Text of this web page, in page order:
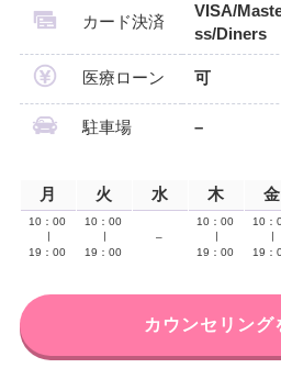
カード決済
VISA/
ss/Diners
医療ローン 可
駐車場 –
月 火 水 木 金
10：00
19：00
10：00
19：00
–
10：00
19：00
10：
19：
カウンセリング